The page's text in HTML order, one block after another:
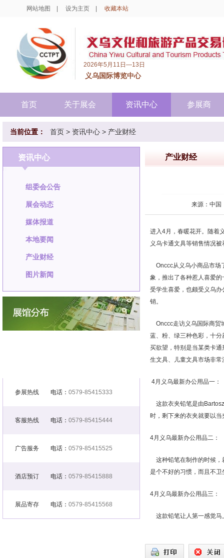
网站地图 设为主页 收藏本站
2026年5月11日—13日
义乌国际博览中心
首页 关于展会 资讯中心 参展商
当前位置： 首页 > 资讯中心 > 产业财经
资讯中心
组委会公告
展会动态
媒体报道
本地要闻
产业财经
图片新闻
参展热线 电话： 0579-85415333
客服热线 电话： 0579-85415444
广告服务 电话： 0579-85415525
酒店预订 电话： 0579-85415888
展品寄存 电话： 0579-85415568
产业财经
来源：中国
进入4月，春暖花开。随着
义乌卡通文具等销售情况
Onccc从义乌小商品市场
象，推出了各种惹人喜爱
受学生喜爱，也颇受义乌
销。
Onccc走访义乌国际商贸
蓝、粉、绿三种色彩，十
买欲望，特别是当某类卡
生文具、儿童文具市场非常
4月义乌最新办公用品一：
这款衣夹铅笔是由
时，剩下来的衣夹就要以
4月义乌最新办公用品二：
这种铅笔在制作的时候，
是个不好的习惯，而且不
4月义乌最新办公用品三：
这款铅笔让人第一感觉马